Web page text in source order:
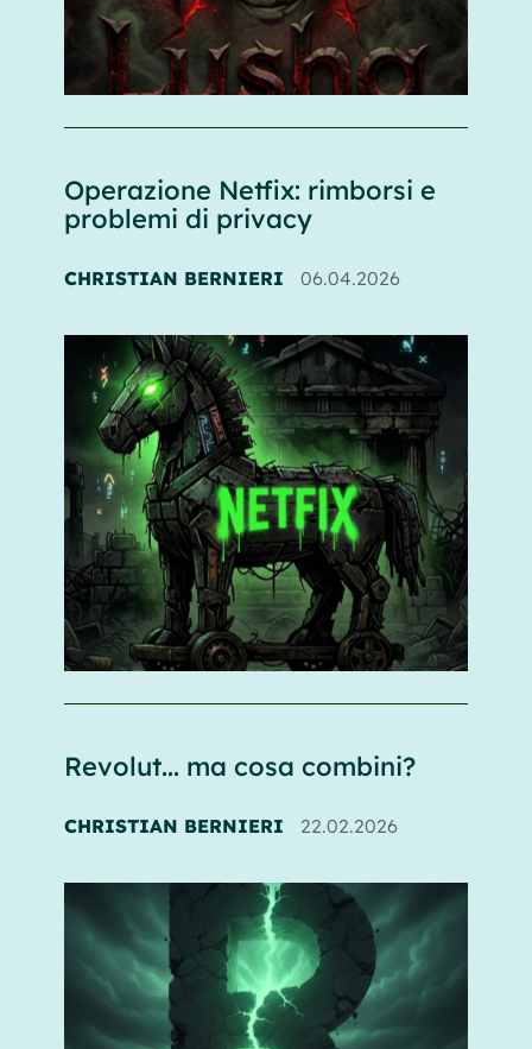
Operazione Netfix: rimborsi e
problemi di privacy
CHRISTIAN BERNIERI 06.04.2026
Revolut... ma cosa combini?
CHRISTIAN BERNIERI 22.02.2026